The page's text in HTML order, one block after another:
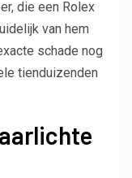
die een Rolex
van hem
schade nog
tienduizenden